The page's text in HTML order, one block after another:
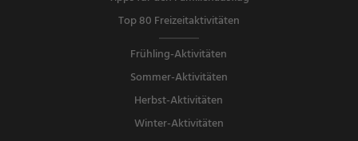
Top 80 Freizeitaktivitäten
Frühling-Aktivitäten
Sommer-Aktivitäten
Herbst-Aktivitäten
Winter-Aktivitäten